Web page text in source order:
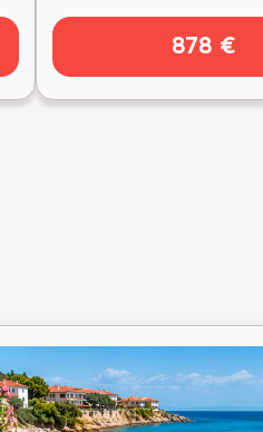
878 €